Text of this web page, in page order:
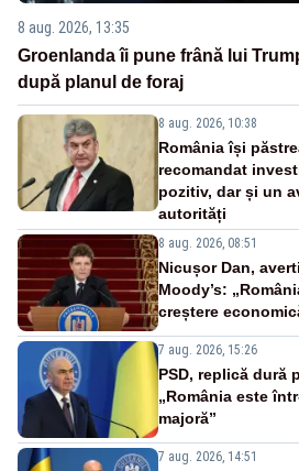
8 aug. 2026, 13:35
Groenlanda îi pune frână lui
după planul de foraj
8 aug. 2026, 10:38
România își
recomandat
pozitiv, dar și un
autorități
8 aug. 2026, 08:51
Nicușor Dan,
Moody’s:
creștere
7 aug. 2026, 15:26
PSD, replică dură
„România este
majoră”
7 aug. 2026, 14:51